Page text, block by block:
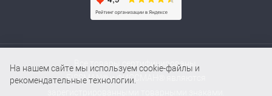
Все товары сертифицированы.
FISSMAN® и ФИССМАН® являются
На нашем сайте мы используем cookie-файлы и
рекомендательные технологии.